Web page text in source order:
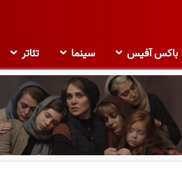
باکس آفیس سینما تئاتر